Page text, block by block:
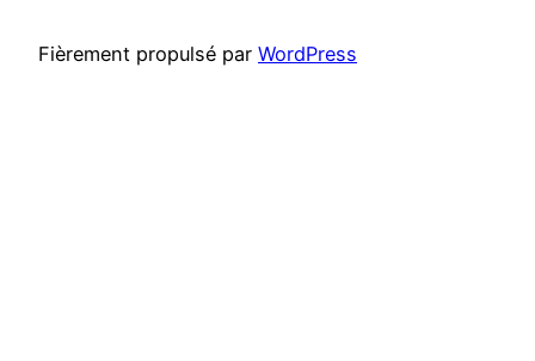
Fièrement propulsé par WordPress